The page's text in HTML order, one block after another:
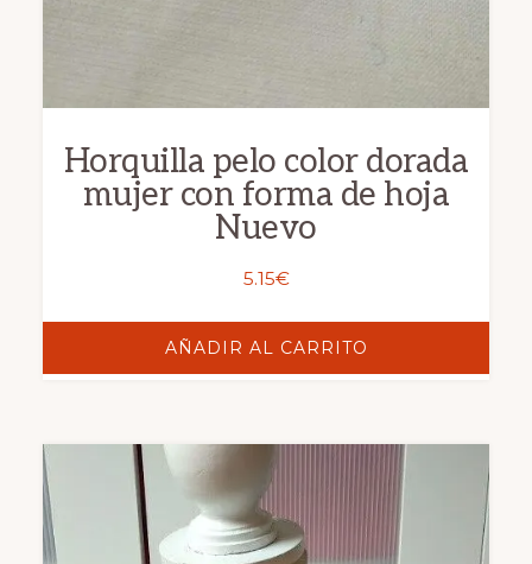
Horquilla pelo color dorada
mujer con forma de hoja
Nuevo
5.15€
AÑADIR AL CARRITO
Este
producto
tiene